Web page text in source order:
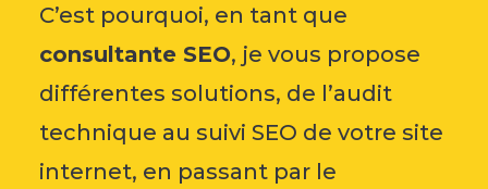
C’est pourquoi, en tant que
consultante SEO, je vous propose
différentes solutions, de l’audit
technique au suivi SEO de votre site
internet, en passant par le